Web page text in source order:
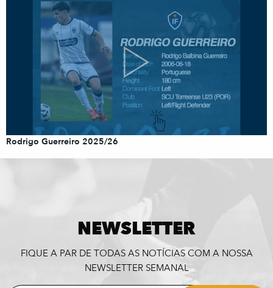
Rodrigo Guerreiro 2025/26
NEWSLETTER
FIQUE A PAR DE TODAS AS NOTÍCIAS COM A NOSSA
NEWSLETTER SEMANAL